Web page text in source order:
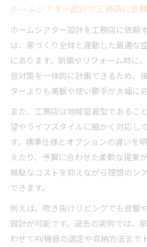
ホームシアター設計で工務店に依
ホームシアター設計を工務店に依頼
は、家づくり全体と連動した最適な
にあります。新築やリフォーム時に
音対策を一体的に計画できるため、
ターよりも美観や使い勝手が大幅に向
また、工務店は地域密着型であるこ
望やライフスタイルに細かく対応し
す。標準仕様とオプションの違いを
えたり、予算に合わせた柔軟な提案
無駄なコストを抑えながら理想のシ
できます。
例えば、吹き抜けリビングでも音響
設計が可能です。過去の実例では、
わせてAV機器の選定や収納方法まで